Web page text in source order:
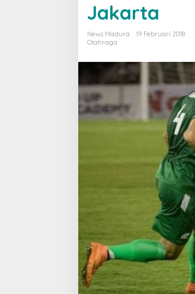
Jakarta
Jakarta
News Madura
19 Februari 2018
Olahraga